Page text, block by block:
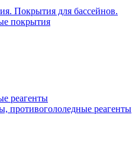
Покрытия для бассейнов.
покрытия
реагенты
противогололедные реагенты